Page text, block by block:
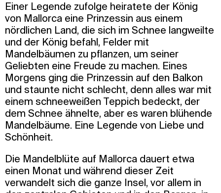
Einer Legende zufolge heiratete der König
von Mallorca eine Prinzessin aus einem
nördlichen Land, die sich im Schnee langweilte
und der König befahl, Felder mit
Mandelbäumen zu pflanzen, um seiner
Geliebten eine Freude zu machen. Eines
Morgens ging die Prinzessin auf den Balkon
und staunte nicht schlecht, denn alles war mit
einem schneeweißen Teppich bedeckt, der
dem Schnee ähnelte, aber es waren blühende
Mandelbäume. Eine Legende von Liebe und
Schönheit.
Die Mandelblüte auf Mallorca dauert etwa
einen Monat und während dieser Zeit
verwandelt sich die ganze Insel, vor allem in